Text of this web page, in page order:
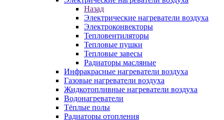
Назад
Электрические нагреватели воздуха
Электроконвекторы
Тепловентиляторы
Тепловые пушки
Тепловые завесы
Радиаторы масляные
Инфракрасные нагреватели воздуха
Газовые нагреватели воздуха
Жидкотопливные нагреватели воздуха
Водонагреватели
Тёплые полы
Радиаторы отопления